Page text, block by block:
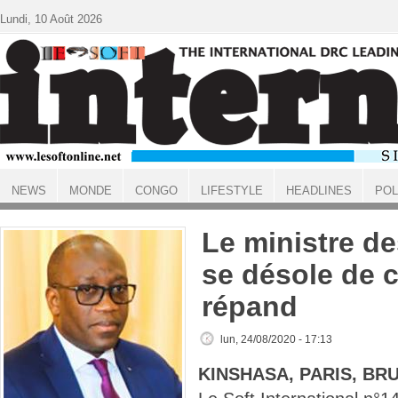
ACCUEIL
Le ministre
se désole de
répand
lun, 24/08/2020 - 17:13
KINSHASA, PARIS,
Lundi, 10 Août 2026
NEWS MONDE CONGO LIFESTYLE HEADLINES